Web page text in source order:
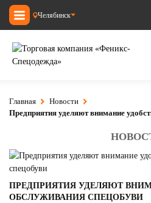
Челябинск
Главная
Новости
Предприятия уделяют внимание
ПРЕДПРИЯТИЯ УДЕЛЯЮТ
ОБСЛУЖИВАНИЯ СПЕЦОБУВИ